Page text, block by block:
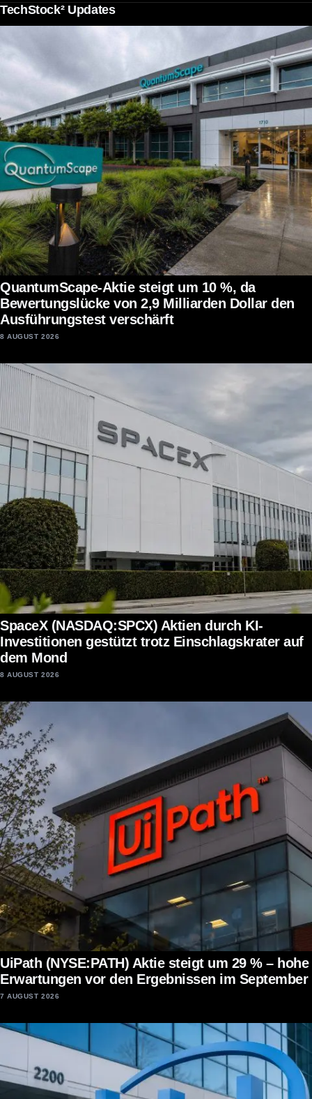
TechStock² Updates
QuantumScape-Aktie steigt um 10 %, da
Bewertungslücke von 2,9 Milliarden Dollar den
Ausführungstest verschärft
8 AUGUST 2026
SpaceX (NASDAQ:SPCX) Aktien durch KI-
Investitionen gestützt trotz Einschlagskrater auf
dem Mond
8 AUGUST 2026
UiPath (NYSE:PATH) Aktie steigt um 29 % – hohe
Erwartungen vor den Ergebnissen im September
7 AUGUST 2026